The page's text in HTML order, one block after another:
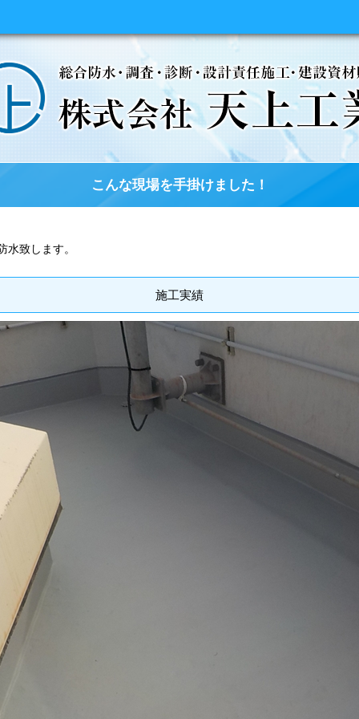
こんな現場を手掛けました！
致します。
施工実績